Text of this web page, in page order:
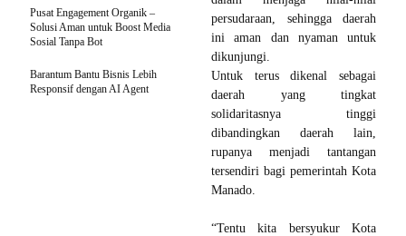
persudaraan, sehingga daerah
ini aman dan nyaman untuk
dikunjungi.
Untuk terus dikenal sebagai
daerah yang tingkat
solidaritasnya tinggi
dibandingkan daerah lain,
rupanya menjadi tantangan
tersendiri bagi pemerintah Kota
Manado.
“Tentu kita bersyukur Kota
Pusat Engagement Organik –
Solusi Aman untuk Boost Media
Sosial Tanpa Bot
Barantum Bantu Bisnis Lebih
Responsif dengan AI Agent